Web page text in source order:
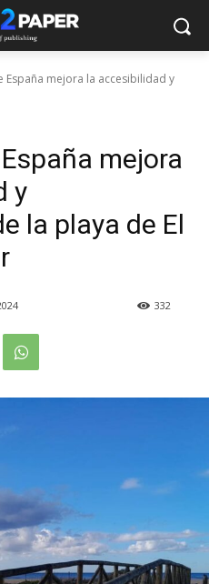
España mejora la accesibilidad y
mejora
y
la playa de El
332